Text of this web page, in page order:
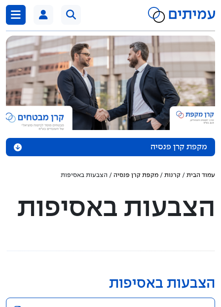
לדלג לתוכן
מקפת קרן פנסיה
אודות הקרן
דוחות כספיים
עמוד הבית / קרנות / מקפת קרן פנסיה / הצבעות באסיפות
הצבעות באסיפות
הצבעות באסיפות